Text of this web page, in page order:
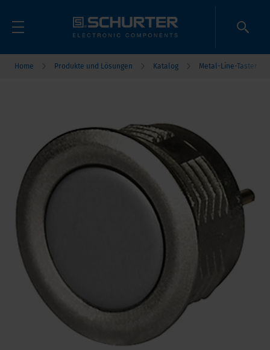
Home Produkte und Lösungen Katalog Metal-Line-Taster